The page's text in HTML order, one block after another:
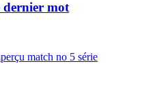
dernier mot